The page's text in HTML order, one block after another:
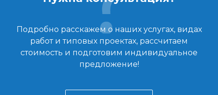
Подробно расскажем о наших услугах, видах
работ и типовых проектах, рассчитаем
стоимость и подготовим индивидуальное
предложение!